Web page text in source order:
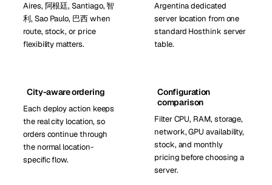
Aires, 阿根廷, Santiago, 智
利, Sao Paulo, 巴西 when
route, stock, or price
flexibility matters.
Argentina dedicated
server location from one
standard Hosthink server
table.
City-aware ordering
Each deploy action keeps
the real city location, so
orders continue through
the normal location-
specific flow.
Configuration
comparison
Filter CPU, RAM, storage,
network, GPU availability,
stock, and monthly
pricing before choosing a
server.